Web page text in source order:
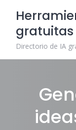
contentgratuitas
Directorio de IA